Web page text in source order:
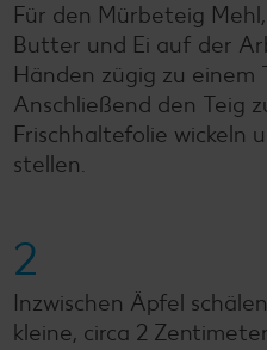
Für den Mürbeteig
Butter und Ei auf der
Händen zügig zu einem
Anschließend den Teig
Frischhaltefolie wickeln
stellen.
2
Inzwischen Äpfel
kleine, circa 2